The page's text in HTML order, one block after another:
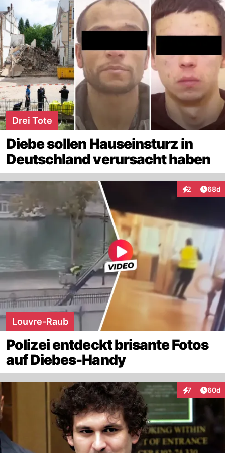
Drei Tote
Diebe sollen Hauseinsturz in
Deutschland verursacht haben
2
Interaktionen
68d
Louvre-Raub
Polizei entdeckt brisante Fotos
auf Diebes-Handy
7
Interaktionen
60d